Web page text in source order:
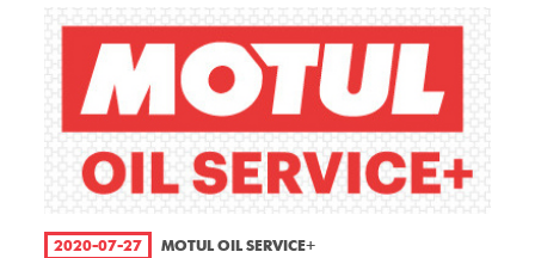
2020-07-27 MOTUL OIL SERVICE+